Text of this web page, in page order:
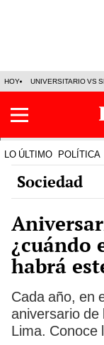
HOY UNIVERSITARIO VS
LO ÚLTIMO POLÍTICA
Sociedad
¿cuándo
habrá
Cada año, en
aniversario de
Lima. Conoce